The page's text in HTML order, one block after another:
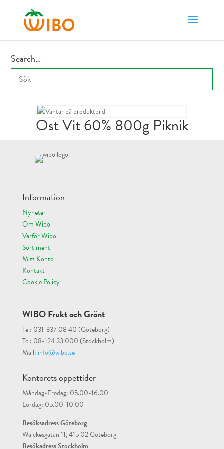
Ost Vit 60% 800g Piknik
Search…
Information
Nyheter
Om Wibo
Varför Wibo
Sortiment
Mitt Konto
Kontakt
Cookie Policy
WIBO Frukt och Grönt
Tel: 031-337 08 40 (Göteborg)
Tel: 08-124 33 000 (Stockholm)
Mail: info@wibo.se
Kontorets öppettider
Måndag-Fredag: 05.00-16.00
Lördag: 05.00-10.00
Besöksadress Göteborg
Walckesgatan 11, 415 02 Göteborg
Besökadress Stockholm